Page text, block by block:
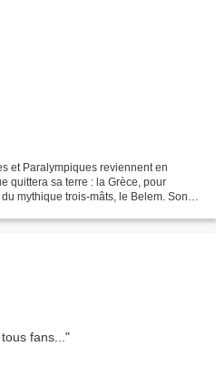
et Paralympiques reviennent en
quittera sa terre : la Grèce, pour
mythique trois-mâts, le Belem. Son